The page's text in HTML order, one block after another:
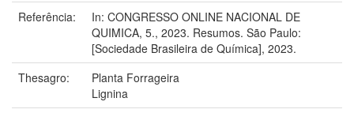
Referência:
In: CONGRESSO ONLINE NACIONAL DE
QUIMICA, 5., 2023. Resumos. São Paulo:
[Sociedade Brasileira de Química], 2023.
Thesagro:
Planta Forrageira
Lignina